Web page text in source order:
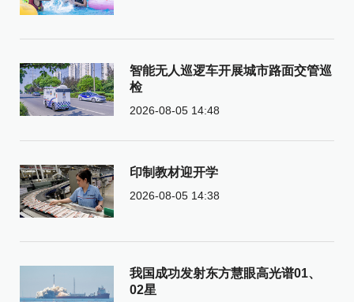
智能无人巡逻车开展城市路面交管巡
检
2026-08-05 14:48
印制教材迎开学
2026-08-05 14:38
我国成功发射东方慧眼高光谱01、
02星